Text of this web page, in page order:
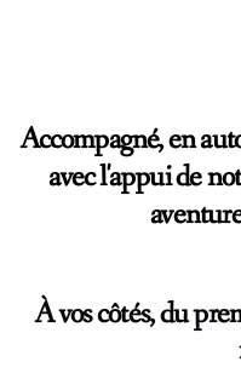
Accompagné, en
avec l'appui de
À vos côtés, du